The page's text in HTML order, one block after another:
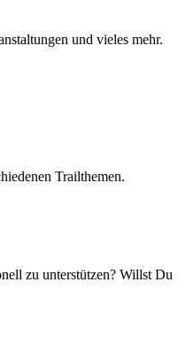
und vieles mehr.
Trailthemen.
zu unterstützen? Willst Du